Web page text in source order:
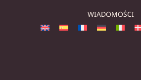
WIADOMOŚCI